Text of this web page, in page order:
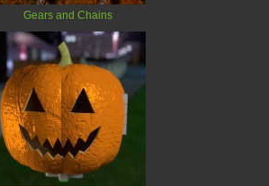
Gears and Chains